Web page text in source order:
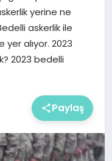
yerine ne
askerlik ile
alıyor. 2023
2023 bedelli
Paylaş